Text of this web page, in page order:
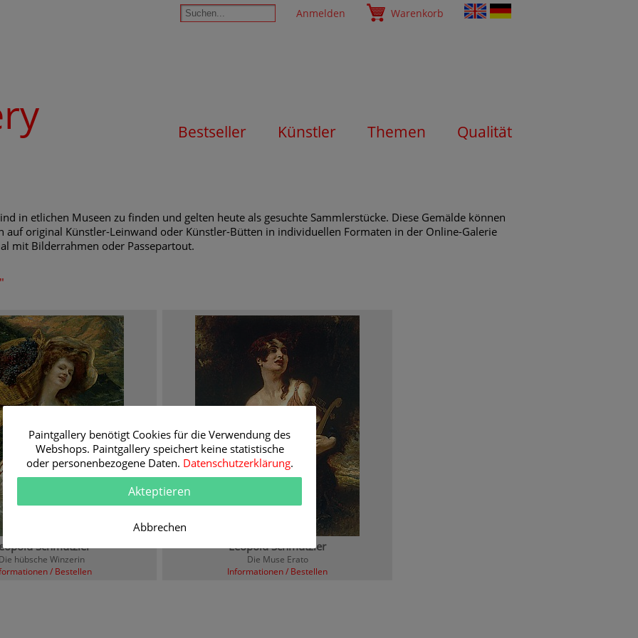
Anmelden Warenkorb
Bestseller Künstler Themen Qualität
in etlichen Museen zu finden und gelten heute als gesuchte Sammlerstücke. Diese Gemälde können
auf original Künstler-Leinwand oder Künstler-Bütten in individuellen Formaten in der Online-Galerie
mit Bilderrahmen oder Passepartout.
Schmutzler
hübsche Winzerin
/ Bestellen
Leopold Schmutzler
Die Muse Erato
Informationen / Bestellen
Paintgallery benötigt Cookies für die Verwendung des
Webshops. Paintgallery speichert keine statistische
oder personenbezogene Daten. Datenschutzerklärung.
Akteptieren
Abbrechen